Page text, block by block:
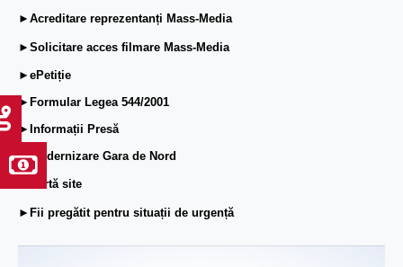
►Acreditare reprezentanți Mass-Media
►Solicitare acces filmare Mass-Media
►ePetiție
►Formular Legea 544/2001
►Informații Presă
►Modernizare Gara de Nord
►Hartă site
►Fii pregătit pentru situații de urgență